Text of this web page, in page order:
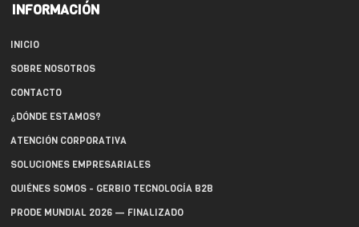
INFORMACIÓN
INICIO
SOBRE NOSOTROS
CONTACTO
¿DÓNDE ESTAMOS?
ATENCIÓN CORPORATIVA
SOLUCIONES EMPRESARIALES
QUIÉNES SOMOS - GERBIO TECNOLOGÍA B2B
PRODE MUNDIAL 2026 — FINALIZADO